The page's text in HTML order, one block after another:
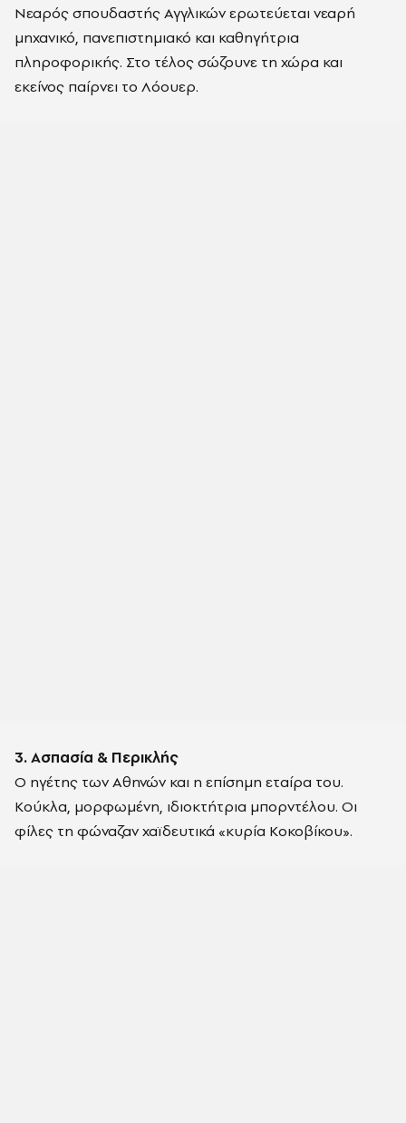
Νεαρός σπουδαστής Αγγλικών ερωτεύεται νεαρή
μηχανικό, πανεπιστημιακό και καθηγήτρια
πληροφορικής. Στο τέλος σώζουνε τη χώρα και
εκείνος παίρνει το Λόουερ.
3. Ασπασία & Περικλής
Ο ηγέτης των Αθηνών και η επίσημη εταίρα του.
Κούκλα, μορφωμένη, ιδιοκτήτρια μπορντέλου. Οι
φίλες τη φώναζαν χαϊδευτικά «κυρία Κοκοβίκου».